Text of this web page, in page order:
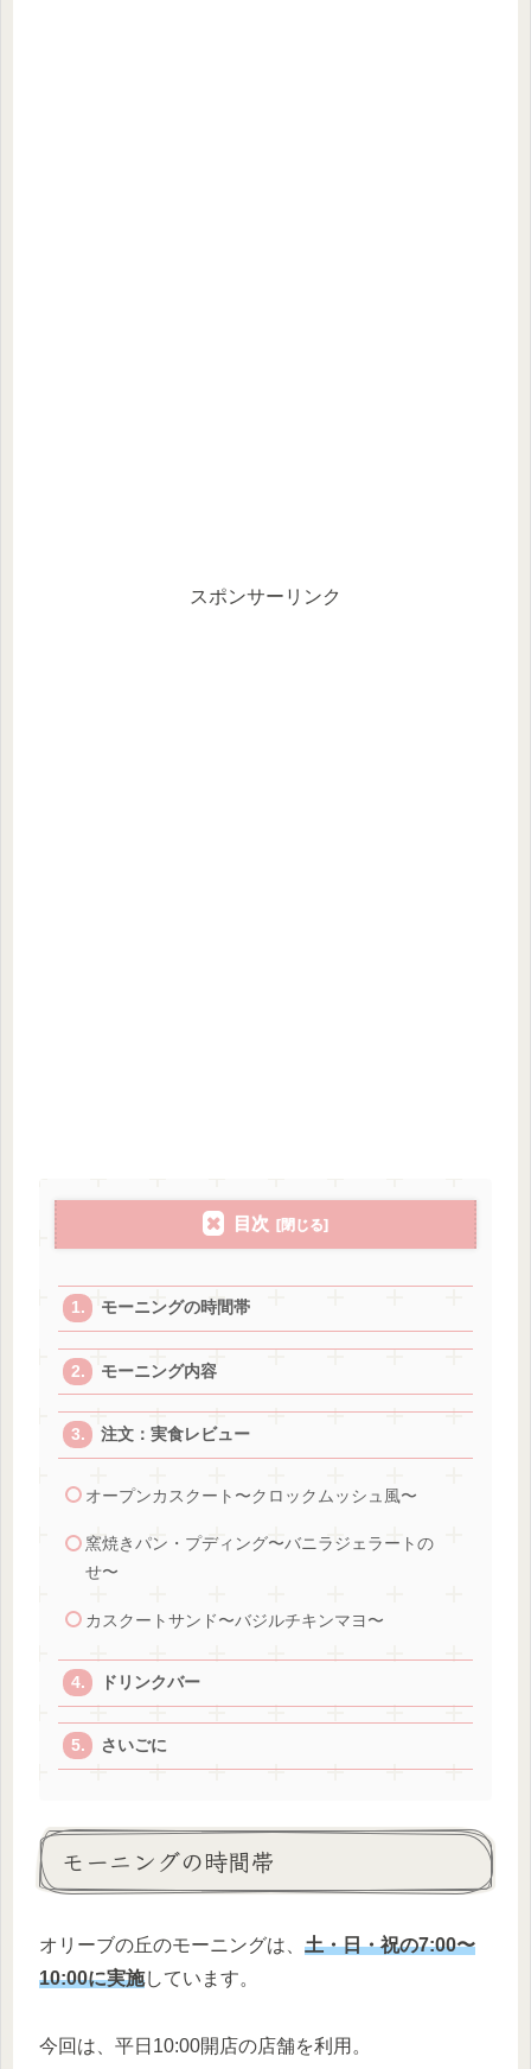
スポンサーリンク
目次
モーニングの時間帯
モーニング内容
注文：実食レビュー
オープンカスクート〜クロックムッシュ風〜
窯焼きパン・プディング〜バニラジェラートの
せ〜
カスクートサンド〜バジルチキンマヨ〜
ドリンクバー
さいごに
モーニングの時間帯
オリーブの丘のモーニングは、 土・日・祝の7:00〜
10:00に実施しています。
今回は、平日10:00開店の店舗を利用。